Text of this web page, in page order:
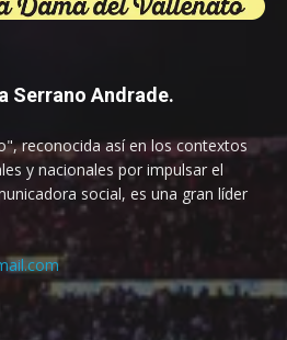
Serrano Andrade.
reconocida así en los contextos
y nacionales por impulsar el
social, es una gran líder